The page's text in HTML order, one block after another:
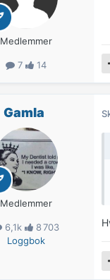
Medlemmer
7 14
Gamla
Medlemmer
6,1k
8 703
Loggbok